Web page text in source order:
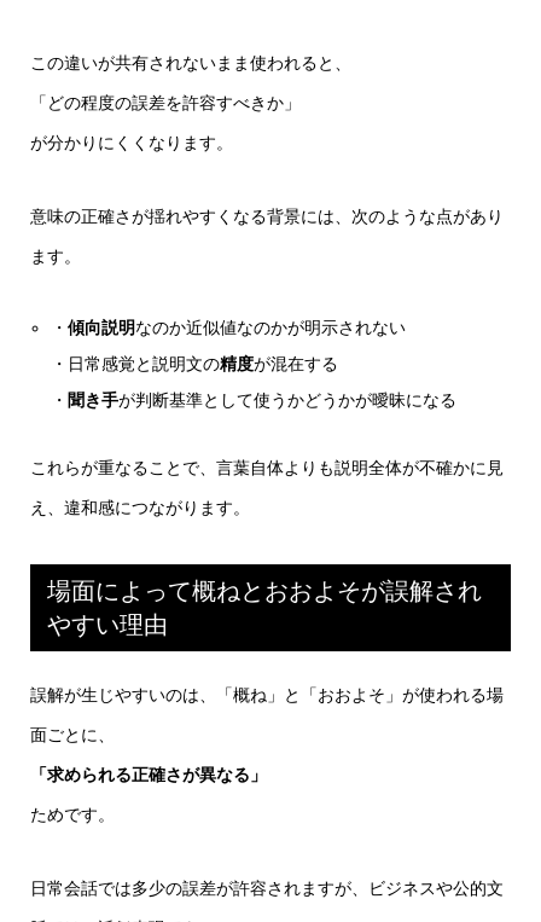
この違いが共有されないまま使われると、
「どの程度の誤差を許容すべきか」
が分かりにくくなります。
意味の正確さが揺れやすくなる背景には、次のような点があり
ます。
・傾向説明 なのか近似値なのかが明示されない
・日常感覚と説明文の精度が混在する
・ 聞き手が判断基準として使うかどうかが曖昧になる
これらが重なることで、言葉自体よりも説明全体が不確かに見
え、違和感につながります。
場面によって概ねとおおよそが誤解され
やすい理由
誤解が生じやすいのは、「概ね」と「おおよそ」が使われる場
面ごとに、
「求められる正確さが異なる」
ためです。
日常会話では多少の誤差が許容されますが、ビジネスや公的文